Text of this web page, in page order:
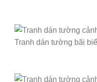
Tranh dán tường bãi